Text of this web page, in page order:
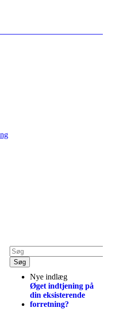
Nye indlæg
Øget indtjening på
din eksisterende
forretning?